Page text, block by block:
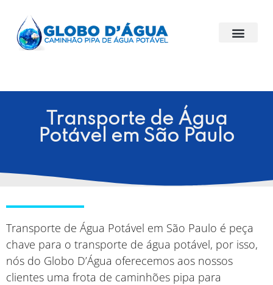
Transporte de Água
Potável em São Paulo
Transporte de Água Potável em São Paulo é peça
chave para o transporte de água potável, por isso,
nós do Globo D’Água oferecemos aos nossos
clientes uma frota de caminhões pipa para